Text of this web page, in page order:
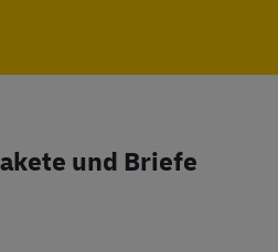
und Briefe